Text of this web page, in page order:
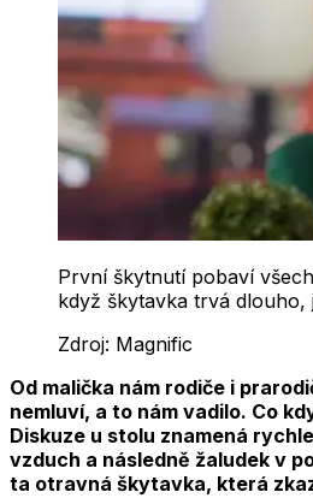
První škytnutí pobaví
když škytavka trvá dlouho,
Zdroj: Magnific
Od malička nám rodiče i
nemluví, a to nám vadilo. Co
Diskuze u stolu znamená
vzduch a následně žaludek v
ta otravná škytavka, která